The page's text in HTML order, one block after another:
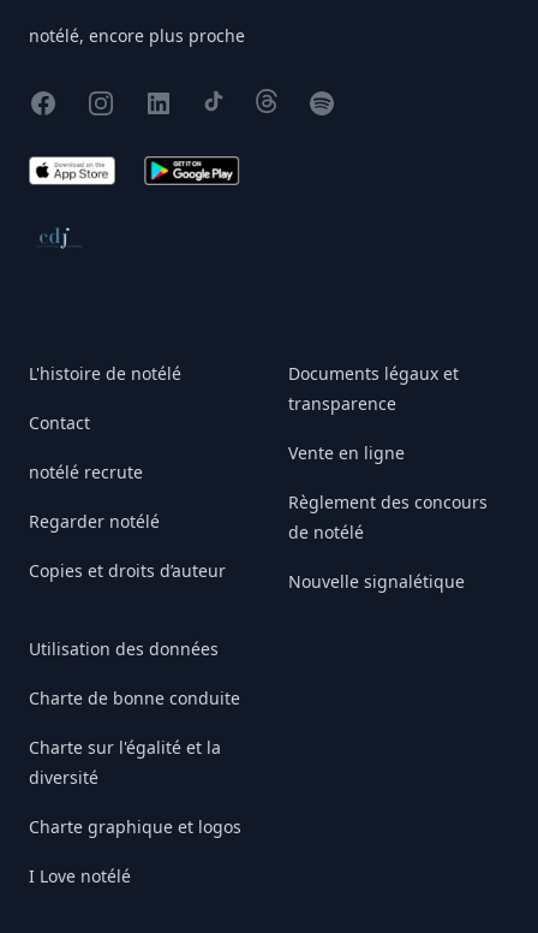
notélé, encore plus proche
FacebookInstagram
X TikTokThreadsSpotify
App Store Google Play
Conseil de déontologie journalistique
L'histoire de notélé
Contact
notélé recrute
Regarder notélé
Copies et droits d’auteur
Utilisation des données
Charte de bonne conduite
Charte sur l'égalité et la
diversité
Charte graphique et logos
I Love notélé
Documents légaux et
transparence
Vente en ligne
Règlement des concours
de notélé
Nouvelle signalétique